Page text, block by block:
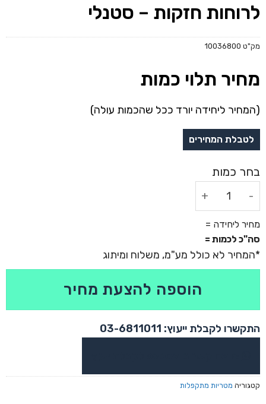
לרוחות חזקות – סטנלי
מק"ט 10036800
מחיר תלוי כמות
(המחיר ליחידה יורד ככל שהכמות עולה)
סה"כ לכמות =
מחיר ליחידה =
הוספה להצעת מחיר
התקשרו לקבלת ייעוץ: 03-6811011
קטגוריה מטריות מתקפלות